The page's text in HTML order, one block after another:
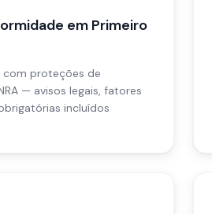
em Primeiro
com proteções de
— avisos legais, fatores
incluídos